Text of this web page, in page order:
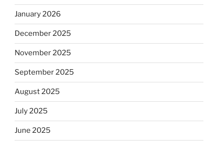
January 2026
December 2025
November 2025
September 2025
August 2025
July 2025
June 2025